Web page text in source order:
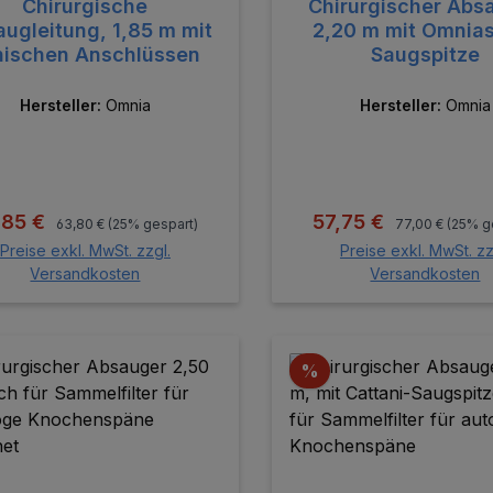
Chirurgische
1,85 m mit
Anschlüssen
Hersteller: Omnia
€ Regulärer Preis:
63,80 € (25% gespart)
Preise exkl. MwSt. zzgl.
Versandkosten
Chirurgischer
2,20 m mit
Saugspitze
Hersteller: Omnia
Verkaufspreis:
57,75 € Regulärer Preis:
77,00 € (25%
Preise exkl. MwSt.
Versandkosten
% Rabatt